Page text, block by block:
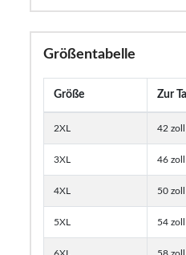
Größentabelle
Größe Zur
2XL 42
3XL 46
4XL 50
5XL 54